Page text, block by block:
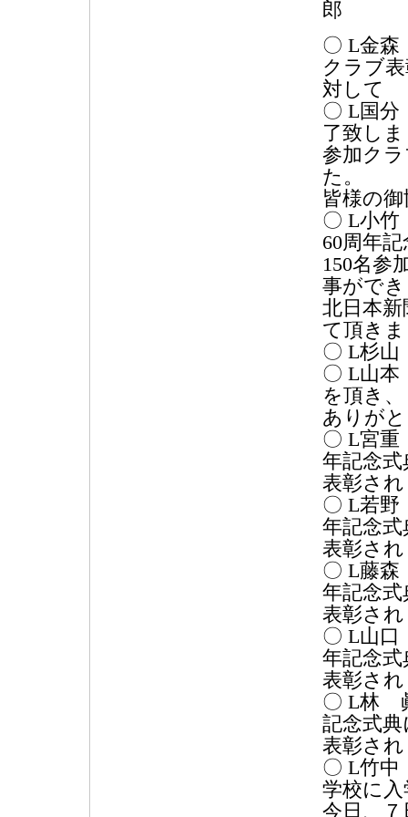
郎
〇 L金
クラブ
対して
〇 L国
了致し
参加ク
た。
皆様の
〇 L小
60周年
150名参
事がで
北日本
て頂き
〇 L杉
〇 L山
を頂き、
ありが
〇 L宮
年記念
表彰さ
〇 L若
年記念
表彰さ
〇 L藤
年記念
表彰さ
〇 L山
年記念
表彰さ
〇 L林
記念式
表彰さ
〇 L竹
学校に
今日、